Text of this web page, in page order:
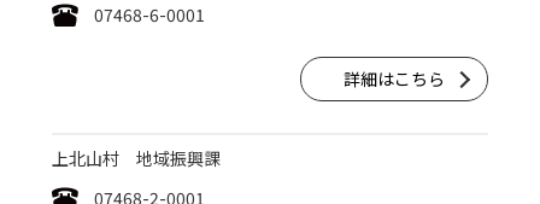
07468-6-0001
詳細はこちら
上北山村 地域振興課
07468-2-0001